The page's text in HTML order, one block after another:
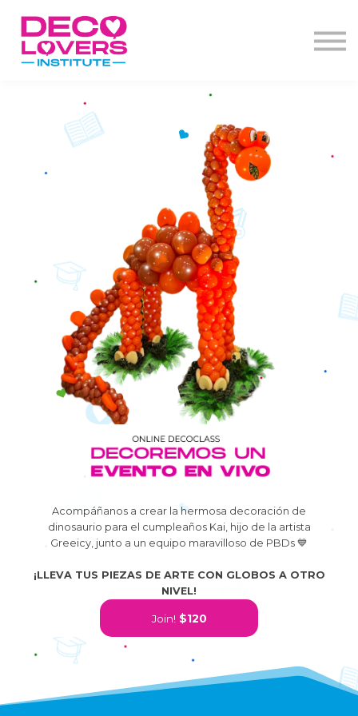
Diplomado
Actos de grado
Contacto
Iniciar Sesión
Acompáñanos a crear la hermosa decoración de
dinosaurio para el cumpleaños Kai, hijo de la artista
Greeicy, junto a un equipo maravilloso de PBDs 💙
¡LLEVA TUS PIEZAS DE ARTE CON GLOBOS A OTRO
NIVEL!
Join! $120